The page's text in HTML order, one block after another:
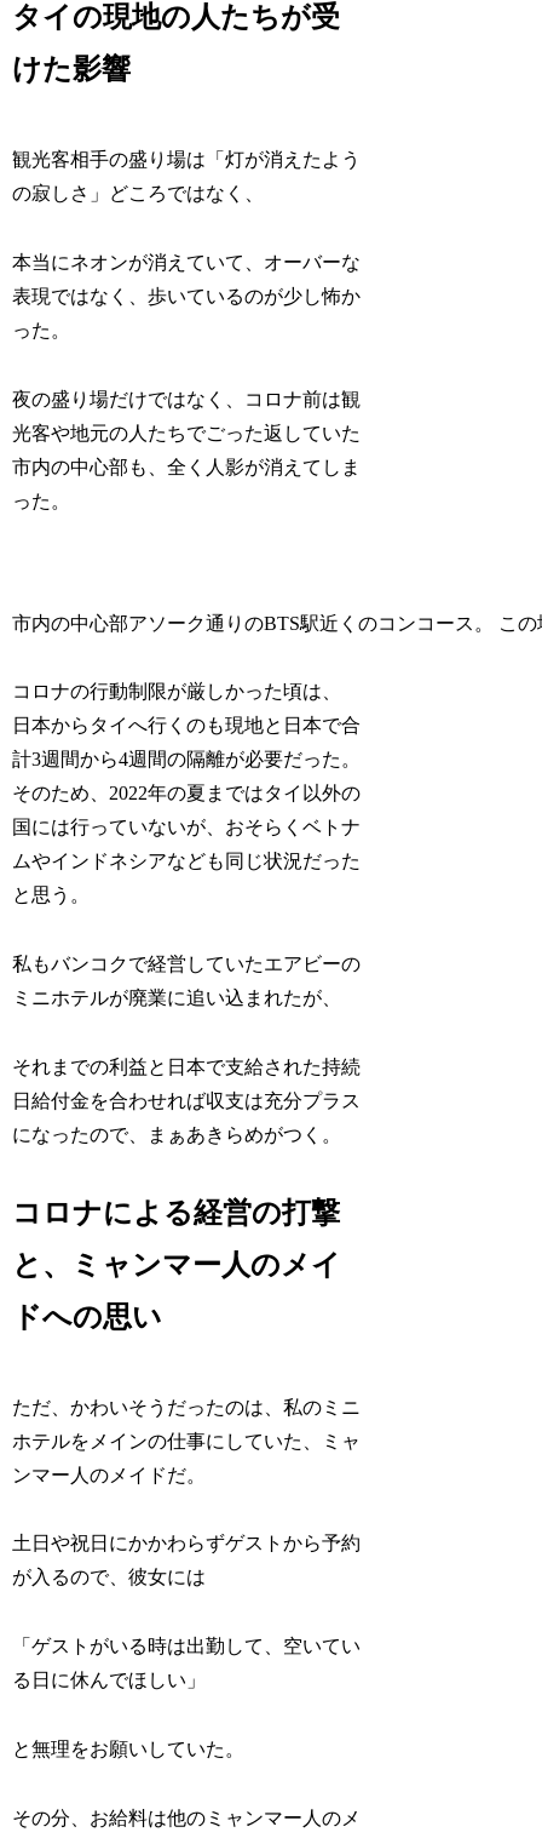
タイの現地の人たちが受
けた影響
観光客相手の盛り場は「灯が消えたよう
の寂しさ」どころではなく、
本当にネオンが消えていて、オーバーな
表現ではなく、歩いているのが少し怖か
った。
夜の盛り場だけではなく、コロナ前は観
光客や地元の人たちでごった返していた
市内の中心部も、全く人影が消えてしま
った。
市内の中心部アソーク通りのBTS駅近くのコンコース。 こ
コロナの行動制限が厳しかった頃は、
日本からタイへ行くのも現地と日本で合
計3週間から4週間の隔離が必要だった。
そのため、2022年の夏まではタイ以外の
国には行っていないが、おそらくベトナ
ムやインドネシアなども同じ状況だった
と思う。
私もバンコクで経営していたエアビーの
ミニホテルが廃業に追い込まれたが、
それまでの利益と日本で支給された持続
日給付金を合わせれば収支は充分プラス
になったので、まぁあきらめがつく。
コロナによる経営の打撃
と、ミャンマー人のメイ
ドへの思い
ただ、かわいそうだったのは、私のミニ
ホテルをメインの仕事にしていた、ミャ
ンマー人のメイドだ。
土日や祝日にかかわらずゲストから予約
が入るので、彼女には
「ゲストがいる時は出勤して、空いてい
る日に休んでほしい」
と無理をお願いしていた。
その分、お給料は他のミャンマー人のメ